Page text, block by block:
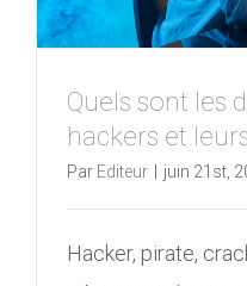
Quels sont les
hackers et
Par Editeur juin 21st,
Hacker, pirate,